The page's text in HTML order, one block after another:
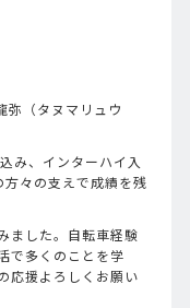
弥（タヌマリュウ
み、インターハイ入
々の支えで成績を残
ました。自転車経験
で多くのことを学
応援よろしくお願い